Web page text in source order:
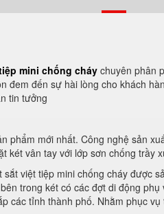
mini chống cháychuyên phân
đem đến sự hài lòng cho khách
tin tưởng
phẩm mới nhất. Công nghệ sản
két vân tay với lớp sơn chống trầy
sắt việt tiệp mini chống cháy được
trong két có các đợt di động
các tỉnh thành phố. Nhằm phục